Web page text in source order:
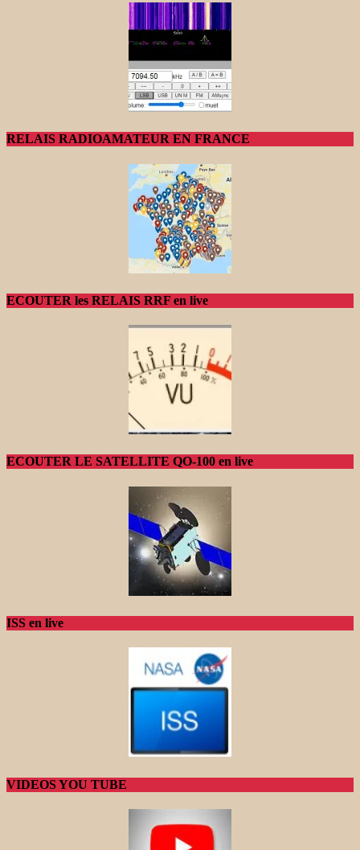
RELAIS RADIOAMATEUR EN FRANCE
ECOUTER les RELAIS RRF en live
ECOUTER LE SATELLITE QO-100 en live
ISS en live
VIDEOS YOU TUBE